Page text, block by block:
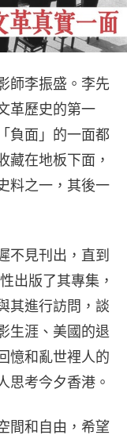
師李振盛。李先
革歷史的第一
負面」的一面都
藏在地板下面，
料之一，其後一
不見刊出，直到
出版了其專集，
其進行訪問，談
生涯、美國的退
憶和亂世裡人的
思考今夕香港。
間和自由，希望